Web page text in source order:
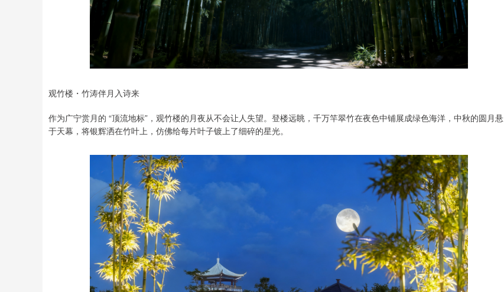
观竹楼・竹涛伴月入诗来
作为广宁赏月的 “顶流地标”，观竹楼的月夜从不会让人失望。登楼远眺，千万竿翠竹在夜色中铺展成绿色海洋，中秋的圆月悬
于天幕，将银辉洒在竹叶上，仿佛给每片叶子镀上了细碎的星光。